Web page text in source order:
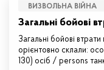
ВИЗВОЛЬНА ВІЙНА
Загальні бойові
Загальні бойові
орієнтовно склали:
130) осіб / persons